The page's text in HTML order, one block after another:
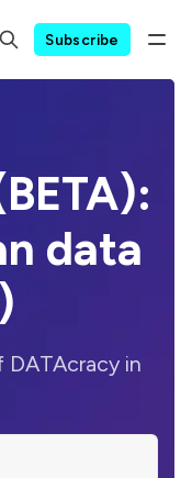
Subscribe
data
in